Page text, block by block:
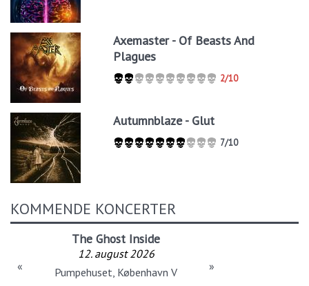
Axemaster - Of Beasts And
Plagues
2/10
Autumnblaze - Glut
7/10
KOMMENDE KONCERTER
The Ghost Inside
12. august 2026
Pumpehuset, København V
« »